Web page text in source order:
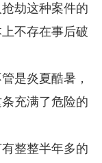
劫这种案件的
不存在事后破
是炎夏酷暑，
充满了危险的
整整半年多的